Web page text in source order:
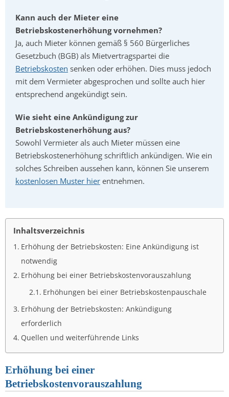
Kann auch der Mieter eine
Betriebskostenerhöhung vornehmen?
Ja, auch Mieter können gemäß § 560 Bürgerliches
Gesetzbuch (BGB) als Mietvertragspartei die
Betriebskosten senken oder erhöhen. Dies muss jedoch
mit dem Vermieter abgesprochen und sollte auch hier
entsprechend angekündigt sein.
Wie sieht eine Ankündigung zur
Betriebskostenerhöhung aus?
Sowohl Vermieter als auch Mieter müssen eine
Betriebskostenerhöhung schriftlich ankündigen. Wie ein
solches Schreiben aussehen kann, können Sie unserem
kostenlosen Muster hier entnehmen.
Inhaltsverzeichnis
Erhöhung der Betriebskosten: Eine Ankündigung ist
notwendig
Erhöhung bei einer Betriebskostenvorauszahlung
Erhöhungen bei einer Betriebskostenpauschale
Erhöhung der Betriebskosten: Ankündigung
erforderlich
Quellen und weiterführende Links
Erhöhung bei einer
Betriebskostenvorauszahlung